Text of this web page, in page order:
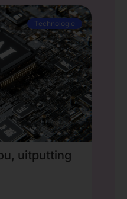
Technologie
uitputting